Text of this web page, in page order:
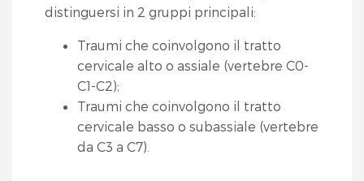
distinguersi in 2 gruppi principali:
Traumi che coinvolgono il tratto
cervicale alto o assiale (vertebre C0-
C1-C2);
Traumi che coinvolgono il tratto
cervicale basso o subassiale (vertebre
da C3 a C7).